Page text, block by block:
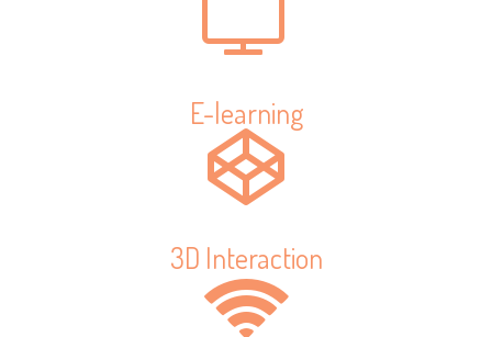
E-learning
3D Interaction